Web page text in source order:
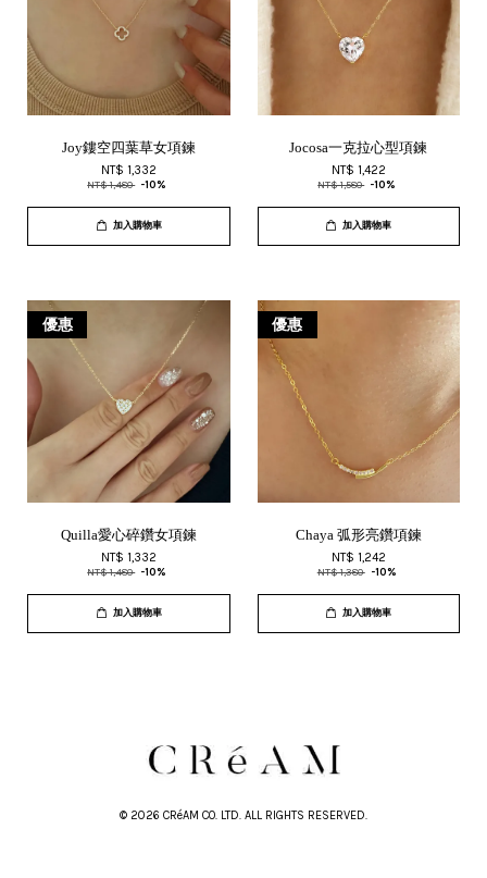
Joy鏤空四葉草女項鍊
NT$ 1,332
NT$ 1,480 -10%
加入購物車
Jocosa一克拉心型項鍊
NT$ 1,422
NT$ 1,580 -10%
加入購物車
優惠
Quilla愛心碎鑽女項鍊
NT$ 1,332
NT$ 1,480 -10%
加入購物車
優惠
Chaya 弧形亮鑽項鍊
NT$ 1,242
NT$ 1,380 -10%
加入購物車
© 2026 CRéAM CO. LTD. ALL RIGHTS RESERVED.